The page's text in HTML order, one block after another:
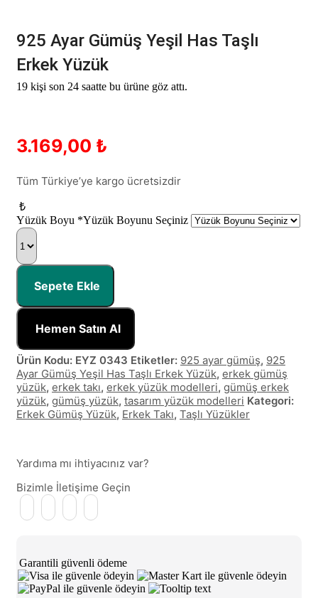
925 Ayar Gümüş Yeşil Has Taşlı
Erkek Yüzük
19 kişi son 24 saatte bu ürüne göz attı.
3.169,00 ₺
Tüm Türkiye’ye kargo ücretsizdir
₺
Yüzük Boyu *Yüzük Boyunu Seçiniz
925
Ayar
Gümüş
Yeşil
Erkek
Yüzük
quantity
Sepete Ekle
Hemen Satın Al
Ürün Kodu: EYZ 0343 Etiketler: 925 ayar gümüş, 925
Ayar Gümüş Yeşil Has Taşlı Erkek Yüzük, erkek gümüş
yüzük, erkek takı, erkek yüzük modelleri, gümüş erkek
yüzük, gümüş yüzük, tasarım yüzük modelleri Kategori:
Erkek Gümüş Yüzük, Erkek Takı, Taşlı Yüzükler
Yardıma mı ihtiyacınız var?
Bizimle İletişime Geçin
Garantili güvenli ödeme